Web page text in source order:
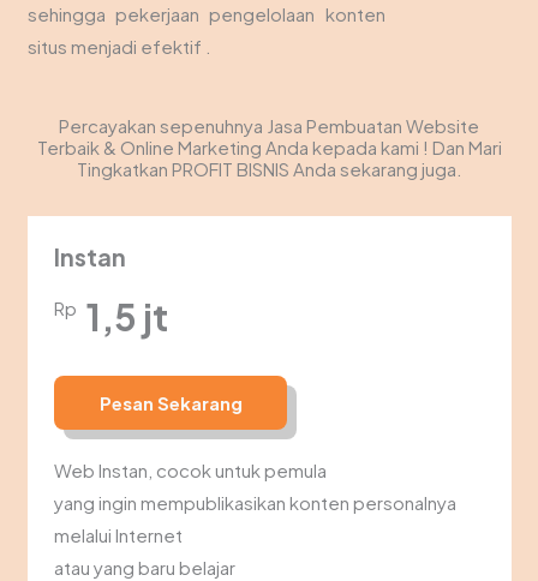
sehingga pekerjaan pengelolaan konten
situs menjadi efektif .
Percayakan sepenuhnya Jasa Pembuatan Website
Terbaik & Online Marketing Anda kepada kami ! Dan Mari
Tingkatkan PROFIT BISNIS Anda sekarang juga.
Instan
Rp 1,5 jt
Pesan Sekarang
Web Instan, cocok untuk pemula
yang ingin mempublikasikan konten personalnya
melalui Internet
atau yang baru belajar